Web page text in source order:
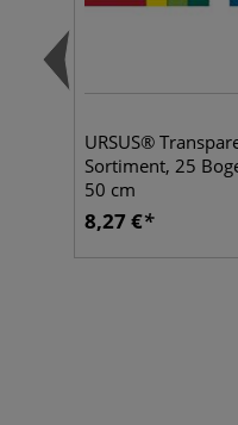
URSUS®
Sortiment, 25
50 cm
8,27 €